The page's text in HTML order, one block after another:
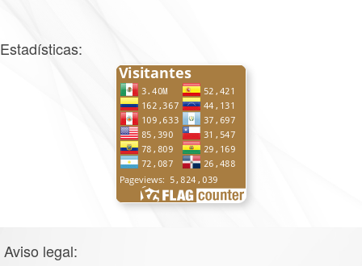
Estadísticas:
Aviso legal: